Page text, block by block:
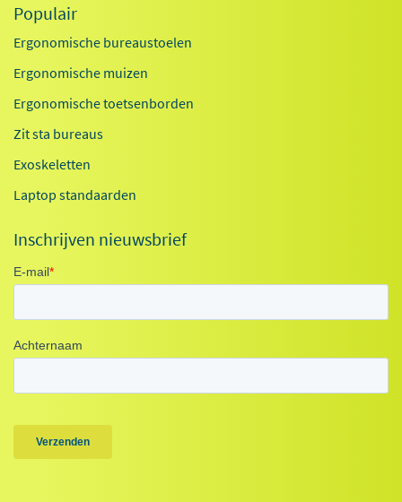
Populair
Ergonomische bureaustoelen
Ergonomische muizen
Ergonomische toetsenborden
Zit sta bureaus
Exoskeletten
Laptop standaarden
Inschrijven nieuwsbrief